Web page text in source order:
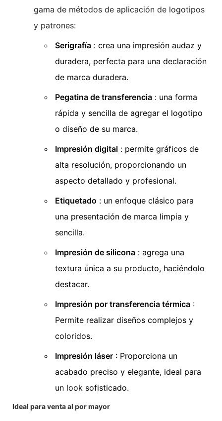
gama de métodos de aplicación de logotipos
y patrones:
Serigrafía : crea una impresión audaz y
duradera, perfecta para una declaración
de marca duradera.
Pegatina de transferencia : una forma
rápida y sencilla de agregar el logotipo
o diseño de su marca.
Impresión digital : permite gráficos de
alta resolución, proporcionando un
aspecto detallado y profesional.
Etiquetado : un enfoque clásico para
una presentación de marca limpia y
sencilla.
Impresión de silicona : agrega una
textura única a su producto, haciéndolo
destacar.
Impresión por transferencia térmica :
Permite realizar diseños complejos y
coloridos.
Impresión láser : Proporciona un
acabado preciso y elegante, ideal para
un look sofisticado.
Ideal para venta al por mayor